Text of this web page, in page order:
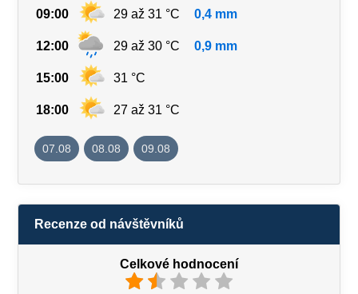
09:00 29 až 31 °C 0,4 mm
12:00 29 až 30 °C 0,9 mm
15:00 31 °C
18:00 27 až 31 °C
07.08 08.08 09.08
Recenze od návštěvníků
Celkové hodnocení